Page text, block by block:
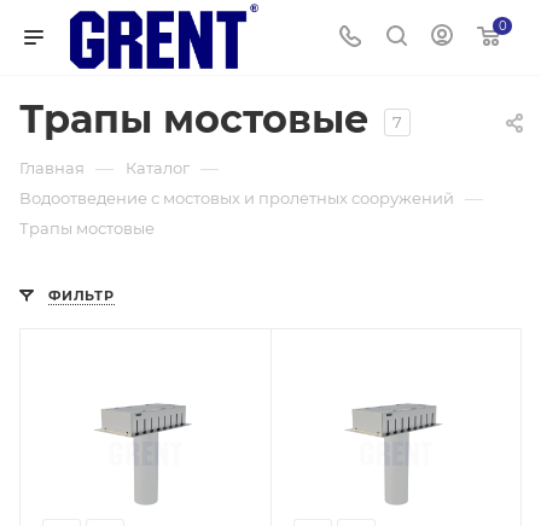
0
Трапы мостовые 7
Главная — Каталог —
Водоотведение с мостовых и пролетных сооружений —
Трапы мостовые
ФИЛЬТР